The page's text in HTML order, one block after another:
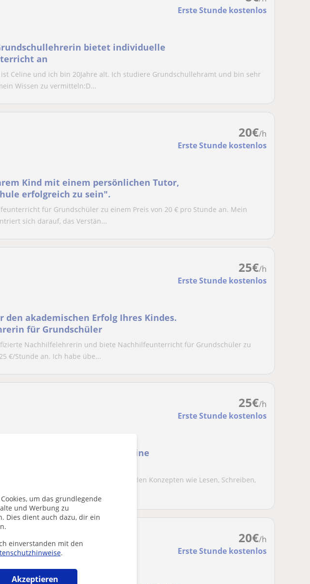
um das grundlegende
und Werbung zu
Dies dient auch dazu, dir ein
einverstanden mit den
.
Akzeptieren
Erste Stunde kostenlos
bietet individuelle
an
ist Celine und ich bin 20Jahre alt. Ich studiere Grundschullehramt und bin sehr
Wissen zu vermitteln:D...
20€/h
Erste Stunde kostenlos
Kind mit einem persönlichen Tutor,
erfolgreich zu sein".
für Grundschüler zu einem Preis von 20 € pro Stunde an. Mein
sich darauf, das Verstän...
25€/h
Erste Stunde kostenlos
den akademischen Erfolg Ihres Kindes.
für Grundschüler
Nachhilfelehrerin und biete Nachhilfeunterricht für Grundschüler zu
€/Stunde an. Ich habe übe...
25€/h
Erste Stunde kostenlos
die Ihrem Kind hilft, seine
biete ich Unterstützung bei grundlegenden Konzepten wie Lesen, Schreiben,
20€/h
Erste Stunde kostenlos